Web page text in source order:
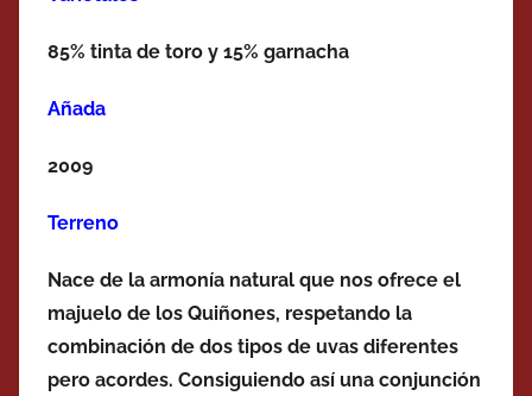
85% tinta de toro y 15% garnacha
Añada
2009
Terreno
Nace de la armonía natural que nos ofrece el
majuelo de los Quiñones, respetando la
combinación de dos tipos de uvas diferentes
pero acordes. Consiguiendo así una conjunción